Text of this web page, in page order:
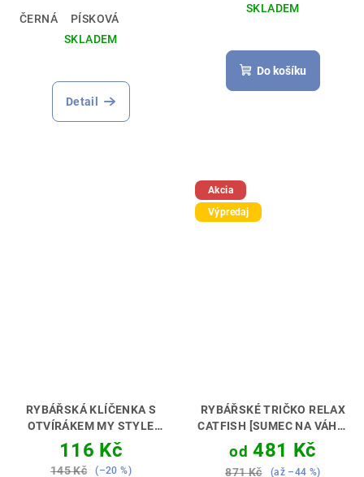
ČERNÁ
PÍSKOVÁ
SKLADEM
Detail
SKLADEM
Do košíku
RYBÁŘSKÁ KLÍČENKA S
OTVÍRÁKEM MY STYLE
CATFISH FISHING
[SUMCAŘ]PERFEKTNÍ
DÁREK PRO RYBÁŘE 🎣🎁
116 Kč
145 Kč (–20 %)
Akcia
Výpredaj
RYBÁŘSKÉ TRIČKO RELAX
CATFISH [SUMEC NA VÁHU]
RYBAŘINA JE RELAX🎣🌊
od 481 Kč
871 Kč (až –44 %)